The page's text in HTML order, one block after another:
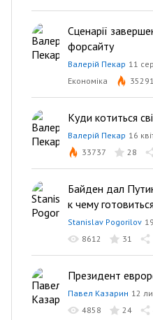
Сценарії
форсайту
Валерій Пекар 11
Економіка
35291
Куди котиться
Валерій Пекар 16
33737
28
Байден дал
к чему
Stanislav Pogorilov
8612
31
Президент
Павел Казарин 12
4858
24